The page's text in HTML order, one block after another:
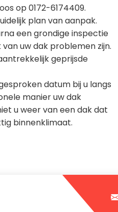
op 0172-6174409.
plan van aanpak.
een grondige inspectie
uw dak problemen zijn.
geprijsde
datum bij u langs
manier uw dak
u weer van een dak dat
binnenklimaat.